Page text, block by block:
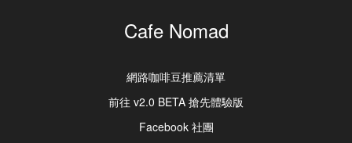
Cafe Nomad
網路咖啡豆推薦清單
前往 v2.0 BETA 搶先體驗版
Facebook 社團